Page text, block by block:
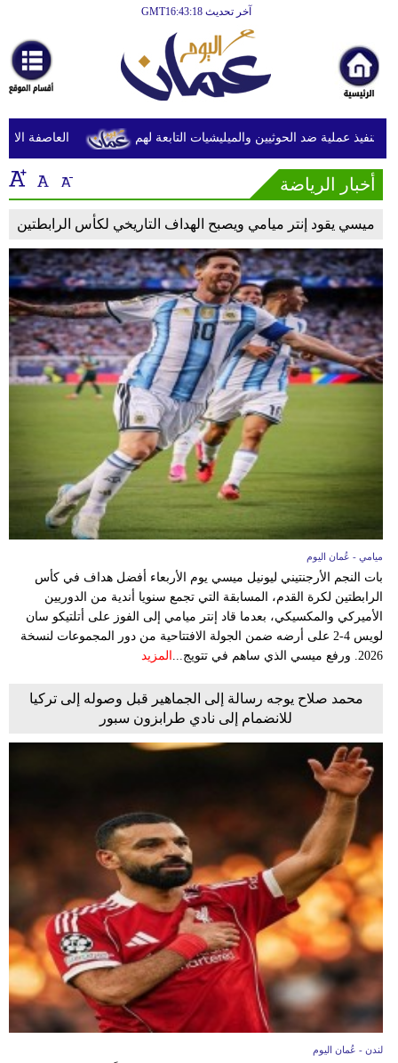
آخر تحديث GMT16:43:18
أخبارعاجلة
رياضة
ثقافة
إقتصاد
أزياء
صحة
وتغذية
سياحة
إعلام
علوم
بيئة
مدوَّنات
سيارات
العاصفة عملية ضد الحوثيين والميليشيات التابعة لهم
أخبار الرياضة
ميسي يقود إنتر ميامي ويصبح الهداف التاريخي لكأس الرابطتين
ميامي - عُمان اليوم
بات النجم الأرجنتيني ليونيل ميسي يوم الأربعاء أفضل هداف في كأس
الرابطتين لكرة القدم، المسابقة التي تجمع سنويا أندية من الدوريين
الأميركي والمكسيكي، بعدما قاد إنتر ميامي إلى الفوز على أتلتيكو سان
لويس 4-2 على أرضه ضمن الجولة الافتتاحية من دور المجموعات لنسخة
2026. ورفع ميسي الذي ساهم في تتويج...
المزيد
محمد صلاح يوجه رسالة إلى الجماهير قبل وصوله إلى تركيا
للانضمام إلى نادي طرابزون سبور
لندن - عُمان اليوم